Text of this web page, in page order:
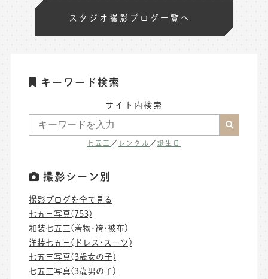
スタジオ撮影ブログ一覧へ
キーワード検索
サイト内検索
七五三 ／ レンタル ／誕生日
撮影シーン別
撮影ブログを全て見る
七五三写真(753)
和装七五三(着物･袴･被布)
洋装七五三(ドレス･スーツ)
七五三写真(3歳女の子)
七五三写真(3歳男の子)